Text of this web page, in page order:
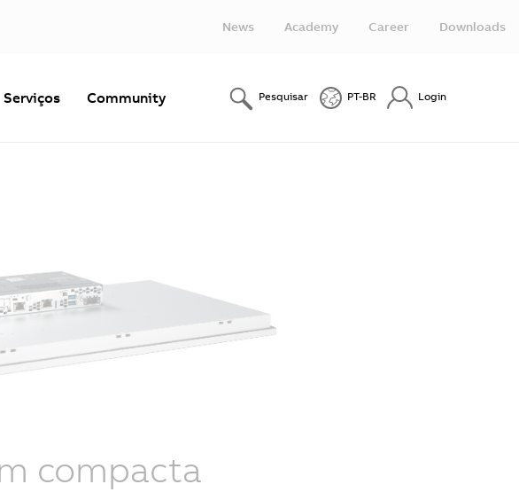
News Academy Career Downloads
Serviços Community Pesquisar PT-BR Login
compacta